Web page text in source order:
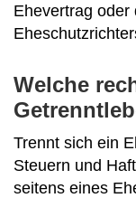
Ehevertrag oder
Welche
Trennt sich ein
Steuern und
seitens eines